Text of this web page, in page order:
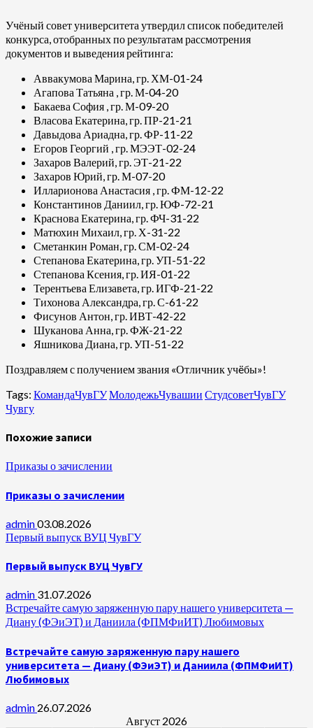
Учёный совет университета утвердил список победителей
конкурса, отобранных по результатам рассмотрения
документов и выведения рейтинга:
Аввакумова Марина, гр. ХМ-01-24
Агапова Татьяна , гр. М-04-20
Бакаева София , гр. М-09-20
Власова Екатерина, гр. ПР-21-21
Давыдова Ариадна, гр. ФР-11-22
Егоров Георгий , гр. МЭЭТ-02-24
Захаров Валерий, гр. ЭТ-21-22
Захаров Юрий, гр. М-07-20
Илларионова Анастасия , гр. ФМ-12-22
Константинов Даниил, гр. ЮФ-72-21
Краснова Екатерина, гр. ФЧ-31-22
Матюхин Михаил, гр. Х-31-22
Сметанкин Роман, гр. СМ-02-24
Степанова Екатерина, гр. УП-51-22
Степанова Ксения, гр. ИЯ-01-22
Терентьева Елизавета, гр. ИГФ-21-22
Тихонова Александра, гр. С-61-22
Фисунов Антон, гр. ИВТ-42-22
Шуканова Анна, гр. ФЖ-21-22
Яшникова Диана, гр. УП-51-22
Поздравляем с получением звания «Отличник учëбы»!
Tags: КомандаЧувГУМолодежьЧувашии СтудсоветЧувГУ
Чувгу
Похожие записи
Приказы о зачислении
Приказы о зачислении
admin03.08.2026
Первый выпуск ВУЦ ЧувГУ
Первый выпуск ВУЦ ЧувГУ
admin 31.07.2026
Встречайте самую заряженную пару нашего университета —
Диану (ФЭиЭТ) и Даниила (ФПМФиИТ) Любимовых
Встречайте самую заряженную пару нашего
университета — Диану (ФЭиЭТ) и Даниила (ФПМФиИТ)
Любимовых
admin 26.07.2026
Август 2026